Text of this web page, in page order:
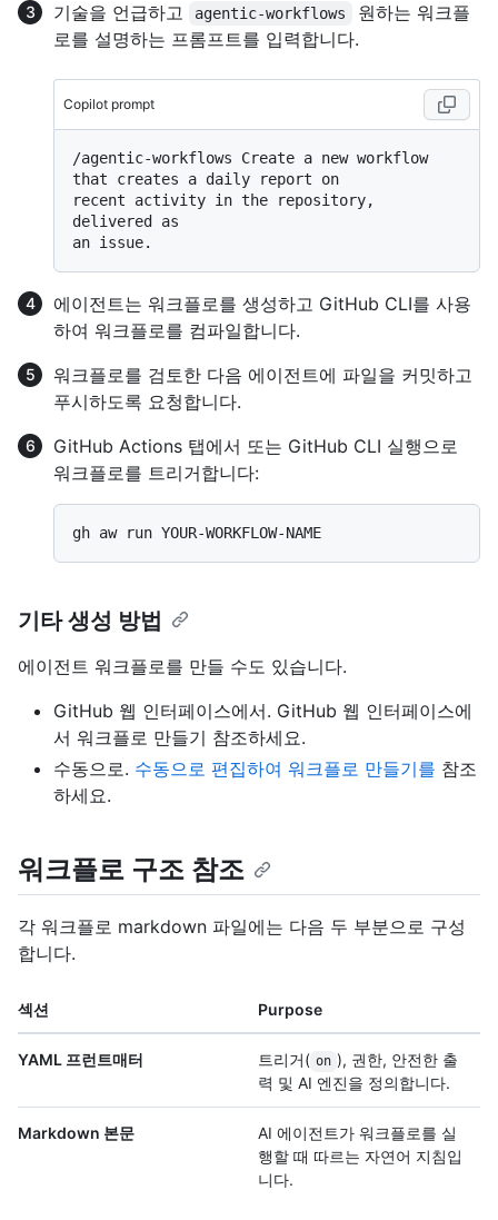
기술을 언급하고
agentic-workflows
원하는 워크플
로를 설명하는 프롬프트를 입력합니다.
Copilot prompt
/agentic-workflows Create a new workflow
that creates a daily report on
recent activity in the repository,
delivered as
에이전트는 워크플로를 생성하고 GitHub CLI를 사용
하여 워크플로를 컴파일합니다.
워크플로를 검토한 다음 에이전트에 파일을 커밋하고
푸시하도록 요청합니다.
GitHub Actions 탭에서 또는 GitHub CLI 실행으로
워크플로를 트리거합니다:
기타 생성 방법
에이전트 워크플로를 만들 수도 있습니다.
GitHub 웹 인터페이스에서. GitHub 웹 인터페이스에
서 워크플로 만들기 참조하세요.
수동으로. 수동으로 편집하여 워크플로 만들기를 참조
하세요.
워크플로 구조 참조
각 워크플로 markdown 파일에는 다음 두 부분으로 구성
합니다.
섹션 Purpose
YAML 프런트매터 트리거( on ), 권한, 안전한 출
력 및 AI 엔진을 정의합니다.
Markdown 본문
AI 에이전트가 워크플로를 실
행할 때 따르는 자연어 지침입
니다.